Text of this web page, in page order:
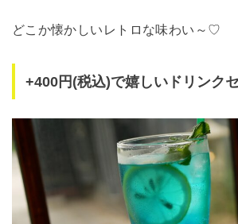
どこか懐かしいレトロな味わい～♡
+400円(税込)で嬉しいドリンク